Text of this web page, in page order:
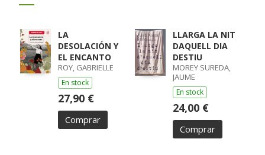
LA
DESOLACIÓN Y
EL ENCANTO
ROY, GABRIELLE
En stock
27,90 €
Comprar
LLARGA LA NIT
DAQUELL DIA
DESTIU
MOREY SUREDA,
JAUME
En stock
24,00 €
Comprar